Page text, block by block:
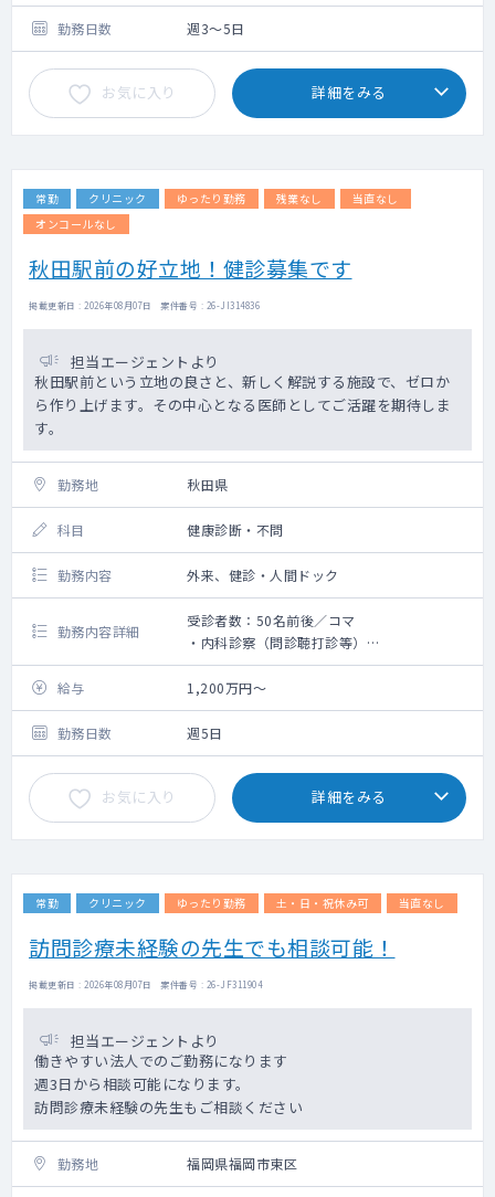
勤務日数 週3～5日
お気に入り 詳細をみる
常勤 クリニック ゆったり勤務 残業なし
当直なし
オンコールなし
秋田駅前の好立地！健診募集です
掲載更新日 : 2026年08月07日 案件番号 : 26-JI314836
担当エージェントより
秋田駅前という立地の良さと、新しく解説する施設で、ゼロか
ら作り上げます。その中心となる医師としてご活躍を期待しま
す。
勤務地 秋田県
科目 健康診断・不問
勤務内容 外来、健診・人間ドック
勤務内容詳細
受診者数：50名前後／コマ
・内科診察（問診聴打診等）
・2診体制で午前最大90名の受け入れ枠があ
ります。
・予約状況により、特殊健診のご対応あり
・腹部エコー、心電図の判定が出た際、受診
者の方へ結果説明を行っていただく場合がご
ざいます
・女性フロア/男性フロアどちらもご担当いた
だく可能性があります。
・外来診療：有り（二次健診程度）
※以下の読影が発生します。読影可能なもの
・X線読影（胸部・胃部）
・心電図読影
・腹部エコー読影
・CT読影（胸部・腹部）
検査技師と読影もあり。
の一次読影）
給与 1,200万円～
勤務日数 週5日
お気に入り 詳細をみる
常勤 クリニック ゆったり勤務 土・日・祝休み可 当直なし
訪問診療未経験の先生でも相談可能！
掲載更新日 : 2026年08月07日 案件番号 : 26-JF311904
担当エージェントより
働きやすい法人でのご勤務になります
週3日から相談可能になります。
訪問診療未経験の先生もご相談ください
勤務地 福岡県福岡市東区